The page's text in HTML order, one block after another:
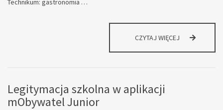
Technikum: gastronomia …
CZYTAJ WIĘCEJ TWOJA
Legitymacja szkolna w aplikacji
mObywatel Junior